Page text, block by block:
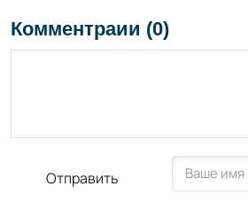
Комментраии (0)
Отправить